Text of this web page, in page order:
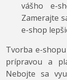
vášho e-
Zamerajte
e-shop
Tvorba e-
prípravou a
Nebojte sa